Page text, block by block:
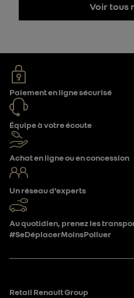
Voir tous
Paiement en ligne sécurisé
Équipe à votre écoute
Achat en ligne ou en concession
Un réseau d’experts
Au quotidien, prenez les
#SeDéplacerMoinsPolluer
Retail Renault Group